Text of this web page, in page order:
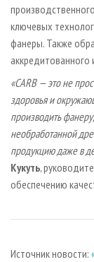
ключевых
фанеры. Также
аккредитованного
«CARB — это не
здоровья и
производить
необработанной
продукцию даже в
Кукуть,
обеспечению
Источник новости: